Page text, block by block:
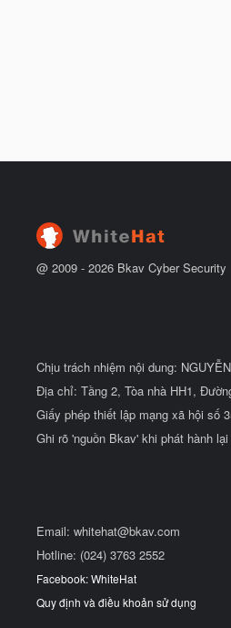
@ 2009 - 2026 Bkav Cyber Security
Chịu trách nhiệm nội dung:
Địa chỉ: Tầng 2, Tòa nhà HH1,
Giấy phép thiết lập mạng xã hội số
Ghi rõ 'nguồn Bkav' khi phát hành
Email: whitehat@bkav.com
Hotline: (024) 3763 2552
Facebook: WhiteHat
Quy định và điều khoản sử dụng